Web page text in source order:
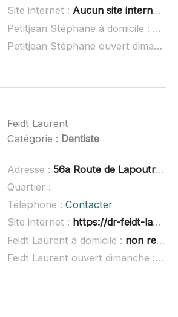
Site internet : Aucun site internet connu
Petitjean Stéphane à domicile :
non
Petitjean Stéphane ouvert dimanche :
Feidt Laurent
Catégorie : Dentiste
Adresse : 56a Route de Lapoutroie, 68240 Kaysersberg
Quartier :
Téléphone : Contacter
Site internet : https://dr-feidt-laurent.chirurgiens-dentistes.fr/
Feidt Laurent à domicile : non renseigné
Feidt Laurent ouvert dimanche :